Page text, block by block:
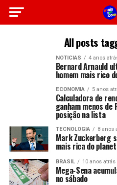
All posts
NOTICIAS 4 anos
Bernard Arnauld
homem mais rico
ECONOMIA 5 anos
Calculadora de
ganham menos
posição na lista
TECNOLOGIA 8 anos
Mark Zuckerberg
mais rica do
BRASIL 10 anos atrás
Mega-Sena
no sábado